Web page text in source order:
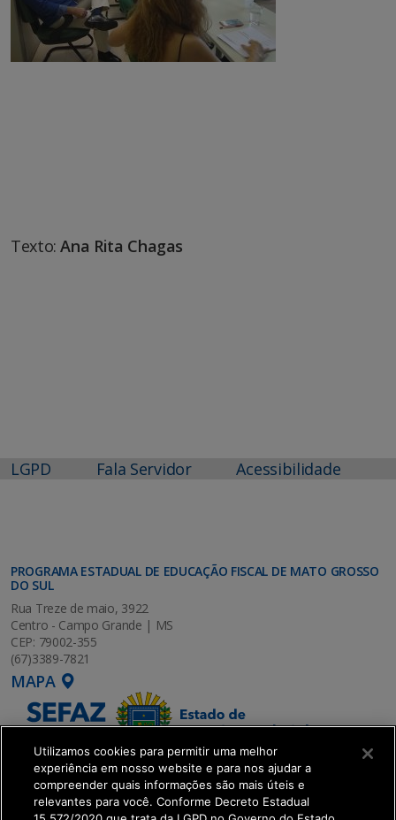
Texto:Ana Rita Chagas
LGPD Fala Servidor Acessibilidade
PROGRAMA ESTADUAL DE EDUCAÇÃO FISCAL DE MATO GROSSO
DO SUL
Rua Treze de maio, 3922
Centro - Campo Grande | MS
CEP: 79002-355
(67)3389-7821
MAPA
Utilizamos cookies para permitir uma melhor
experiência em nosso website e para nos ajudar a
compreender quais informações são mais úteis e
relevantes para você. Conforme Decreto Estadual